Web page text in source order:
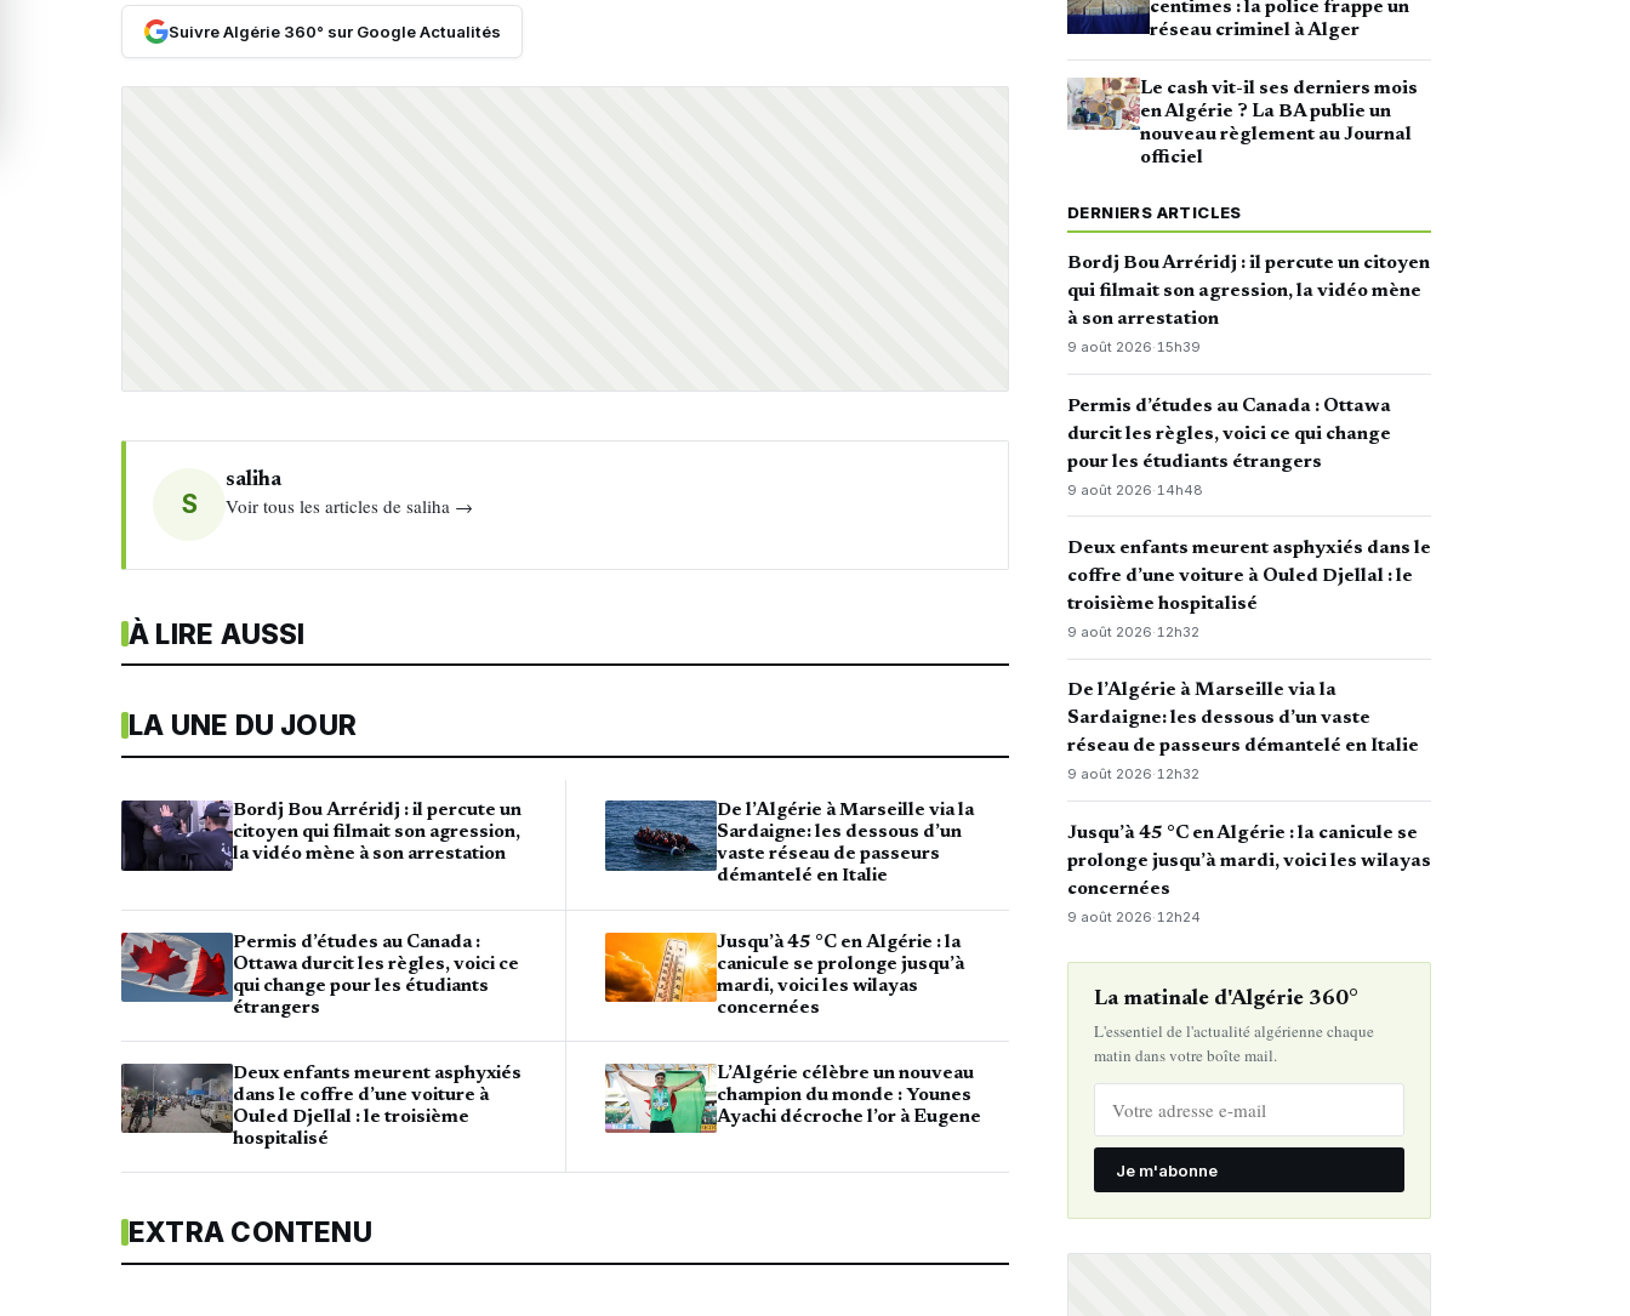
Suivre Algérie 360° sur Google Actualités
S
saliha
Voir tous les articles de saliha →
À LIRE AUSSI
LA UNE DU JOUR
Bordj Bou Arréridj : il percute un
citoyen qui filmait son agression,
la vidéo mène à son arrestation
Permis d’études au Canada :
Ottawa durcit les règles, voici ce
qui change pour les étudiants
étrangers
Deux enfants meurent asphyxiés
dans le coffre d’une voiture à
Ouled Djellal : le troisième
hospitalisé
De l’Algérie à Marseille via la
Sardaigne: les dessous d’un
vaste réseau de passeurs
démantelé en Italie
Jusqu’à 45 °C en Algérie : la
canicule se prolonge jusqu’à
mardi, voici les wilayas
concernées
L’Algérie célèbre un nouveau
champion du monde : Younes
Ayachi décroche l’or à Eugene
EXTRA CONTENU
centimes : la police frappe un
réseau criminel à Alger
Le cash vit-il ses derniers mois
en Algérie ? La BA publie un
nouveau règlement au Journal
officiel
DERNIERS ARTICLES
Bordj Bou Arréridj : il percute un citoyen
qui filmait son agression, la vidéo mène
à son arrestation
9 août 2026·15h39
Permis d’études au Canada : Ottawa
durcit les règles, voici ce qui change
pour les étudiants étrangers
9 août 2026· 14h48
Deux enfants meurent asphyxiés dans le
coffre d’une voiture à Ouled Djellal : le
troisième hospitalisé
9 août 2026·12h32
De l’Algérie à Marseille via la
Sardaigne: les dessous d’un vaste
réseau de passeurs démantelé en Italie
9 août 2026·12h32
Jusqu’à 45 °C en Algérie : la canicule se
prolonge jusqu’à mardi, voici les wilayas
concernées
9 août 2026· 12h24
La matinale d'Algérie 360°
L'essentiel de l'actualité algérienne chaque
matin dans votre boîte mail.
Je m'abonne